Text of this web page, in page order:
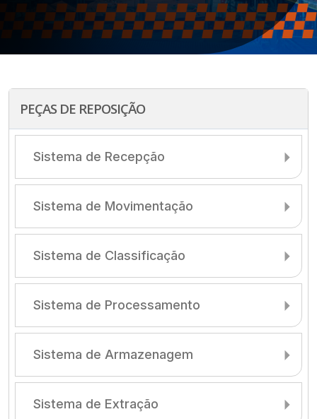
PEÇAS DE REPOSIÇÃO
Sistema de Recepção
Sistema de Movimentação
Sistema de Classificação
Sistema de Processamento
Sistema de Armazenagem
Sistema de Extração